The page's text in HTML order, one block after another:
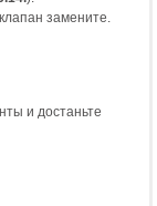
замените.
и достаньте